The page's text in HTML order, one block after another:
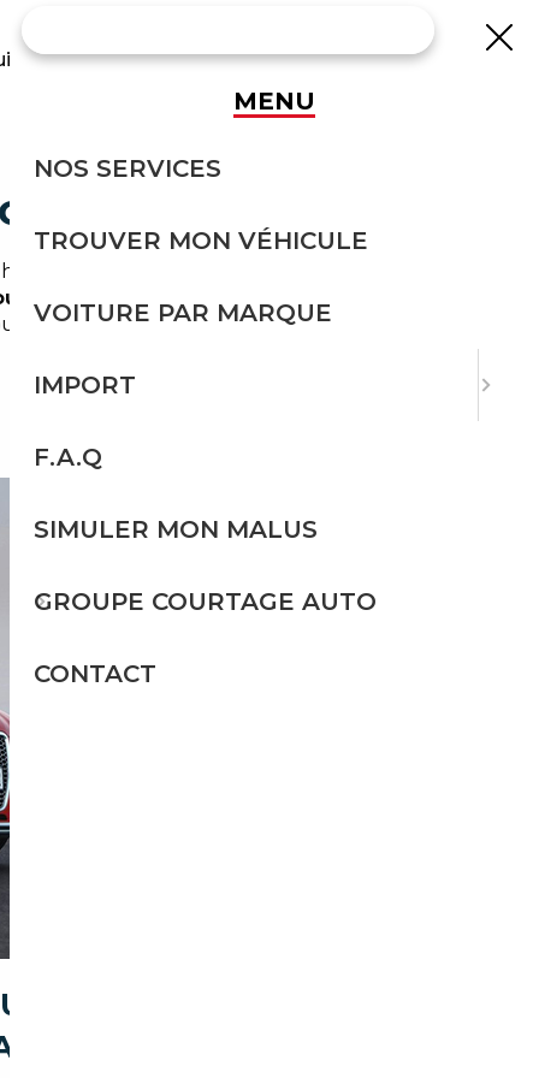
SÉCURITÉ
qui se déplacent quotidiennement
automobile La Courneuve
vous, tout en intégrant les contraintes
POUR ACHETER
MENU
NOS SERVICES
TROUVER MON VÉHICULE
VOITURE PAR MARQUE
IMPORT
F.A.Q
SIMULER MON MALUS
GROUPE COURTAGE AUTO
CONTACT